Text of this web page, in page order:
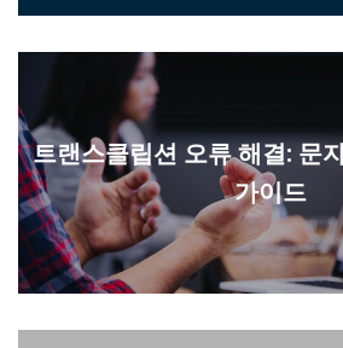
트랜스클립션 오류 해결: 문
가이드